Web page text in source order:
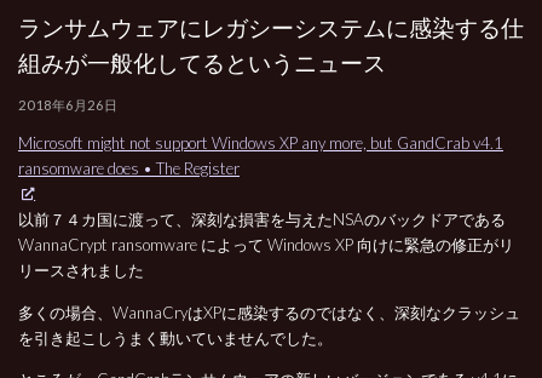
ランサムウェアにレガシーシステムに感染する仕
組みが一般化してるというニュース
2018年6月26日
Microsoft might not support Windows XP any more, but GandCrab v4.1
ransomware does • The Register
以前７４カ国に渡って、深刻な損害を与えたNSAのバックドアである
WannaCrypt ransomware によって Windows XP 向けに緊急の修正がリ
リースされました
多くの場合、WannaCryはXPに感染するのではなく、深刻なクラッシュ
を引き起こしうまく動いていませんでした。